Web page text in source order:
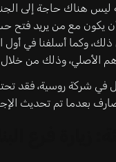
ليس هناك حاجة إلى
يكون مع من يريد فتح
وكما أسلفنا في أول
الأصلي، وذلك من خلال
في شركة روسية، فقد
بعدما تم تحديث